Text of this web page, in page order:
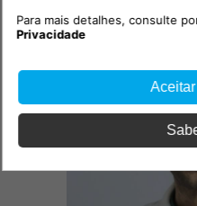
do Jardim
Para mais detalhes, consulte
Privacidade